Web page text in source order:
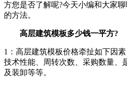
方您是否了解呢?今天小编和大家
的方法。
高层建筑模板多少钱一平方?
1：高层建筑模板价格牵扯如下因
技术性能、周转次数、采购数量、
及装卸等等。